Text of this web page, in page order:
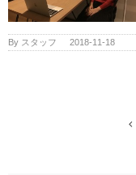
By スタッフ 2018-11-18